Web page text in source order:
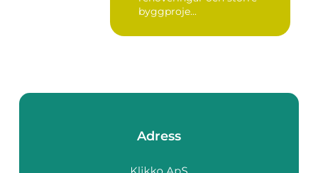
byggproje...
Adress